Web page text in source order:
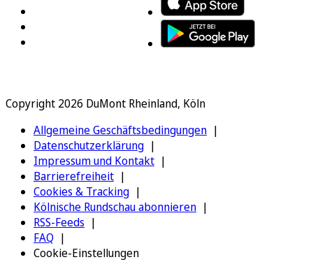
Copyright 2026 DuMont Rheinland, Köln
Allgemeine Geschäftsbedingungen
Datenschutzerklärung
Impressum und Kontakt
Barrierefreiheit
Cookies & Tracking
Kölnische Rundschau abonnieren
RSS-Feeds
FAQ
Cookie-Einstellungen